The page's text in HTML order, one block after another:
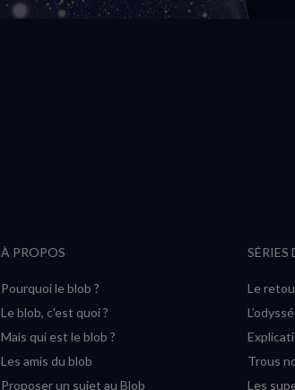
À PROPOS
Pourquoi le blob ?
Le blob, c'est quoi ?
Mais qui est le blob ?
Les amis du blob
Proposer un sujet au Blob
SÉRIES
Le
Trous
Les